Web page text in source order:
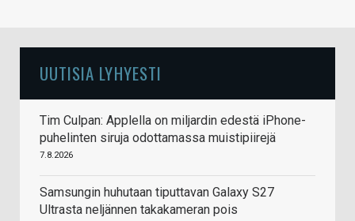
UUTISIA LYHYESTI
Tim Culpan: Applella on miljardin edestä iPhone-
puhelinten siruja odottamassa muistipiirejä
7.8.2026
Samsungin huhutaan tiputtavan Galaxy S27
Ultrasta neljännen takakameran pois